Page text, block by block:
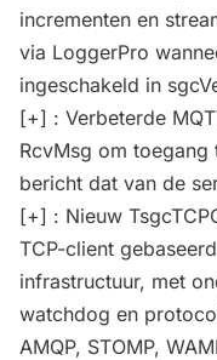
incrementen en
via LoggerPro
ingeschakeld in
[+] : Verbeterde
RcvMsg om
bericht dat van de
[+] : Nieuw
TCP-client
infrastructuur, met
watchdog en
AMQP, STOMP,